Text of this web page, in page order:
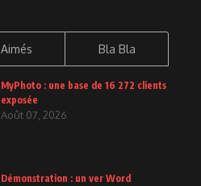
Aimés Bla Bla
MyPhoto : une base de 16 272 clients
exposée
Août 07, 2026
Démonstration : un ver Word